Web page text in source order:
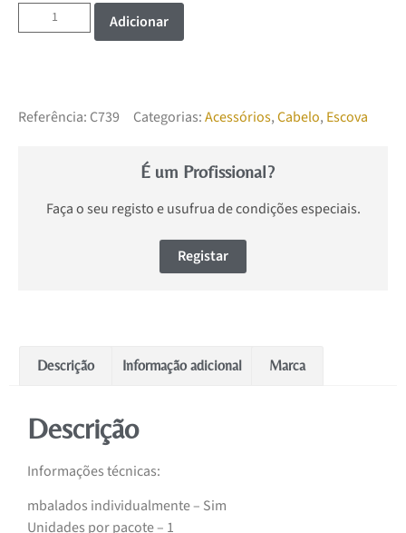
Adicionar
Referência: C739 Categorias:Acessórios,Cabelo, Escova
É um Profissional?
Faça o seu registo e usufrua de condições especiais.
Registar
Descrição Informação adicional Marca
Descrição
Informações técnicas:
mbalados individualmente – Sim
Unidades por pacote – 1